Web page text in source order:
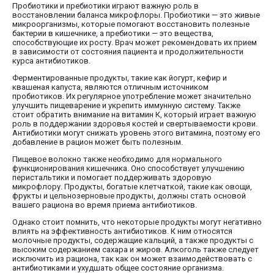
Пробиотики и пребиотики играют важную роль в
восстановлении баланса микрофлоры. Пробиотики — это живые
микроорганизмы, которые помогают восстановить полезные
бактерии в кишечнике, а пребиотики — это вещества,
способствующие их росту. Врач может рекомендовать их прием
в зависимости от состояния пациента и продолжительности
курса антибиотиков.
Ферментированные продукты, такие как йогурт, кефир и
квашеная капуста, являются отличным источником
пробиотиков. Их регулярное употребление может значительно
улучшить пищеварение и укрепить иммунную систему. Также
стоит обратить внимание на витамин К, который играет важную
роль в поддержании здоровья костей и свертываемости крови.
Антибиотики могут снижать уровень этого витамина, поэтому его
добавление в рацион может быть полезным.
Пищевое волокно также необходимо для нормального
функционирования кишечника. Оно способствует улучшению
перистальтики и помогает поддерживать здоровую
микрофлору. Продукты, богатые клетчаткой, такие как овощи,
фрукты и цельнозерновые продукты, должны стать основой
вашего рациона во время приема антибиотиков.
Однако стоит помнить, что некоторые продукты могут негативно
влиять на эффективность антибиотиков. К ним относятся
молочные продукты, содержащие кальций, а также продукты с
высоким содержанием сахара и жиров. Алкоголь также следует
исключить из рациона, так как он может взаимодействовать с
антибиотиками и ухудшать общее состояние организма.